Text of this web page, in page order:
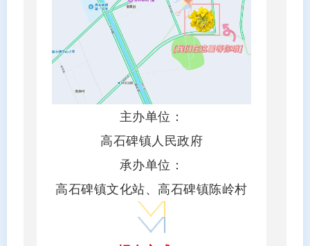
主办单位：
高石碑镇人民政府
承办单位：
高石碑镇文化站、高石碑镇陈岭村